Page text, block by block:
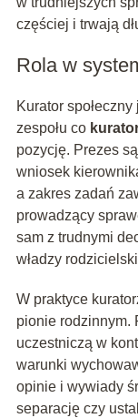
częściej i trwają
Rola w
Kurator
zespołu co
pozycję. Prezes
wniosek
a zakres zadań
prowadzący
sam z trudnymi
władzy
W praktyce
pionie rodzinnym.
uczestniczą w
warunki
opinie i wywiady
separację czy